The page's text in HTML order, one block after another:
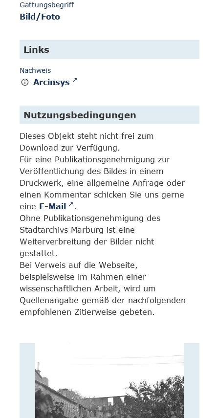
Gattungsbegriff
Bild/Foto
Links
Nachweis
Arcinsys
Nutzungsbedingungen
Dieses Objekt steht nicht frei zum
Download zur Verfügung.
Für eine Publikationsgenehmigung zur
Veröffentlichung des Bildes in einem
Druckwerk, eine allgemeine Anfrage oder
einen Kommentar schicken Sie uns gerne
eine E-Mail
.
Ohne Publikationsgenehmigung des
Stadtarchivs Marburg ist eine
Weiterverbreitung der Bilder nicht
gestattet.
Bei Verweis auf die Webseite,
beispielsweise im Rahmen einer
wissenschaftlichen Arbeit, wird um
Quellenangabe gemäß der nachfolgenden
empfohlenen Zitierweise gebeten.